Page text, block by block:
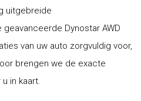
uitgebreide
Dynostar AWD
van uw auto zorgvuldig voor,
brengen we de exacte
in kaart.